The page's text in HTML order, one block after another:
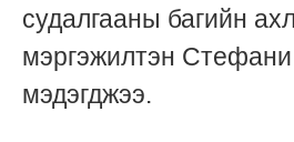
судалгааны багийн
мэргэжилтэн
мэдэгджээ.